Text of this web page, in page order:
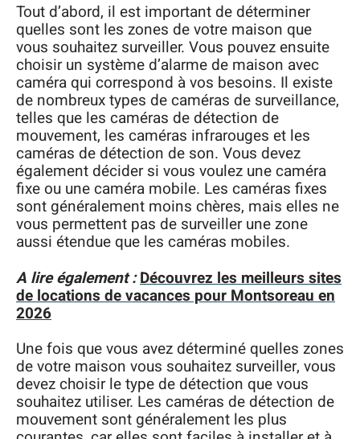
Tout d’abord, il est important de déterminer
quelles sont les zones de votre maison que
vous souhaitez surveiller. Vous pouvez ensuite
choisir un système d’alarme de maison avec
caméra qui correspond à vos besoins. Il existe
de nombreux types de caméras de surveillance,
telles que les caméras de détection de
mouvement, les caméras infrarouges et les
caméras de détection de son. Vous devez
également décider si vous voulez une caméra
fixe ou une caméra mobile. Les caméras fixes
sont généralement moins chères, mais elles ne
vous permettent pas de surveiller une zone
aussi étendue que les caméras mobiles.
A lire également : Découvrez les meilleurs sites
de locations de vacances pour Montsoreau en
2026
Une fois que vous avez déterminé quelles zones
de votre maison vous souhaitez surveiller, vous
devez choisir le type de détection que vous
souhaitez utiliser. Les caméras de détection de
mouvement sont généralement les plus